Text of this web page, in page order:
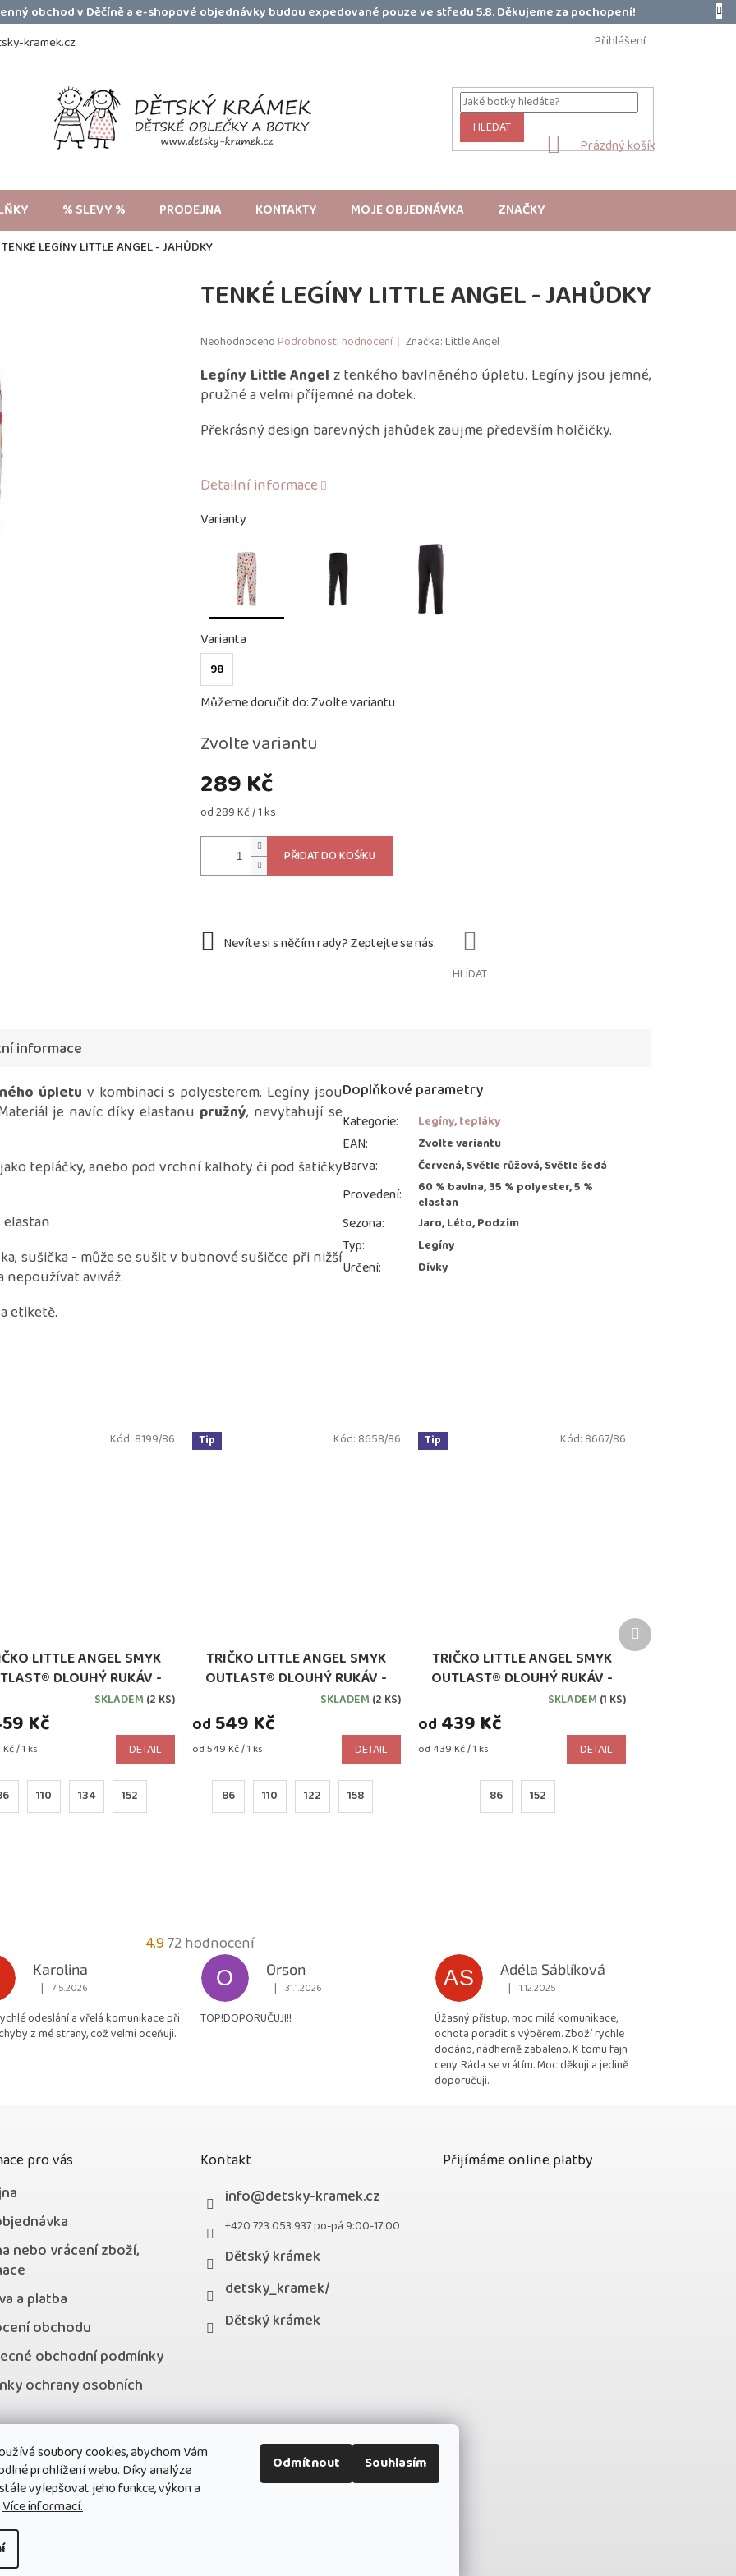
soubory cookies, abychom Vám
prohlížení webu. Díky analýze
vylepšovat jeho funkce, výkon a
Více informací.
Odmítnout Souhlasím
obchod v Děčíně a e-shopové objednávky budou expedované pouze ve středu 5.8. Děkujeme za pochopení!
kramek.cz Přihlášení
HLEDAT
NÁKUPNÍ
Prázdný košík
% SLEVY % PRODEJNA KONTAKTY MOJE OBJEDNÁVKA ZNAČKY
TENKÉ LEGÍNY LITTLE ANGEL - JAHŮDKY
TENKÉ LEGÍNY LITTLE ANGEL - JAHŮDKY
Průměrné
produktu
je
0,0
5
NeohodnocenoPodrobnosti hodnocení Značka:Little Angel
289 Kč
Měrná
od 289 Kč / 1 ks
Zvolte variantu
Varianty
Varianta
98
Můžeme doručit do:Zvolte variantu
PŘIDAT DO KOŠÍKU
Legíny Little Angel z tenkého bavlněného úpletu. Legíny jsou jemné,
pružné a velmi příjemné na dotek.
Překrásný design barevných jahůdek zaujme především holčičky.
Detailní informace
HLÍDAT
LITTLE ANGEL SMYK
DLOUHÝ RUKÁV -
FIALOVÉSKLADEM (2 KS)
Kč
/ 1 ks DETAIL
110 134 152
Kód: 8199/86 Tip
TRIČKO LITTLE ANGEL SMYK
OUTLAST® DLOUHÝ RUKÁV -
RŮŽOVÁSKLADEM (2 KS)
od 549 Kč
Měrná
od 549 Kč / 1 ks DETAIL
86 110 122 158
Kód: 8658/86 Tip
TRIČKO LITTLE ANGEL SMYK
OUTLAST® DLOUHÝ RUKÁV -
SYTĚ RŮŽOVÁSKLADEM (1 KS)
od 439 Kč
Měrná
od 439 Kč / 1 ks DETAIL
86 152
Kód: 8667/86
Další
produkt
informace
úpletu v kombinaci s polyesterem. Legíny jsou
je navíc díky elastanu pružný, nevytahují se
tepláčky, anebo pod vrchní kalhoty či pod šatičky
elastan
sušička - může se sušit v bubnové sušičce při nižší
nepoužívat aviváž.
etiketě.
Doplňkové parametry
Kategorie: Legíny, tepláky
EAN: Zvolte variantu
Barva: Červená, Světle růžová, Světle šedá
Provedení:
60 % bavlna, 35 % polyester, 5 %
elastan
Sezona: Jaro, Léto, Podzim
Typ: Legíny
Určení: Dívky
4,9Průměrné
hodnocení
obchodu
4,9
z
72 hodnocení
Karolina
Hodnocení obchodu je 5 z 5 hvězdiček.
| 7.5.2026
odeslání a vřelá komunikace při
z mé strany, což velmi oceňuji.
O
Orson
Hodnocení obchodu je 5 z 5 hvězdiček.
| 31.1.2026
TOP!DOPORUČUJI!!
AS
Adéla Sáblíková
Hodnocení obchodu je 5 z 5 hvězdiček.
| 1.12.2025
Úžasný přístup, moc milá komunikace,
ochota poradit s výběrem. Zboží rychle
dodáno, nádherně zabaleno. K tomu fajn
ceny. Ráda se vrátím. Moc děkuji a jedině
doporučuji.
pro vás
nebo vrácení zboží,
a platba
obchodu
obchodní podmínky
ochrany osobních
program
Kontakt
info@detsky-kramek.cz
+420 723 053 937 po-pá 9:00-17:00
Dětský krámek
detsky_kramek/
Dětský krámek
Přijímáme online platby